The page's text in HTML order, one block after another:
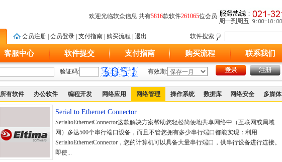
欢迎光临软众信息 共有5816款软件261065位会员
会员注册 会员登录 支付指南 购买流程 退出 软件搜索
客服中心 软件提交 支付指南 购买流程 联系我们
验证码: 有效期:
所有软件 办公软件 编程开发 网络应用 网络管理 操作系统 数据库 网络安全 多媒体
Serial to Ethernet Connector
SerialtoEthernetConnector这款解决方案帮助您轻松简便地共享网络中（互联网或局域
网）多达500个串行端口设备，而且不管您拥有多少串行端口都能实现：利用
SerialtoEthernetConnector，您的计算机可以具备大量串行端口，供串行设备进行连接。
即使...